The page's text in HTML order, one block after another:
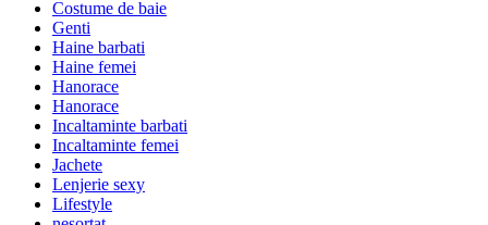
Costume de baie
Genti
Haine barbati
Haine femei
Hanorace
Hanorace
Incaltaminte barbati
Incaltaminte femei
Jachete
Lenjerie sexy
Lifestyle